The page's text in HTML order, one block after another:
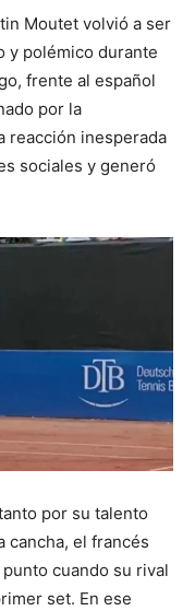
Moutet volvió a ser
y polémico durante
frente al español
por la
reacción inesperada
sociales y generó
por su talento
cancha, el francés
cuando su rival
set. En ese